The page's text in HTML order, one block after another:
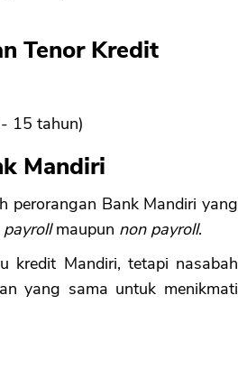
Tenor Kredit
15 tahun)
Mandiri
perorangan Bank Mandiri yang
payrollmaupun non payroll.
kredit Mandiri, tetapi nasabah
yang sama untuk menikmati